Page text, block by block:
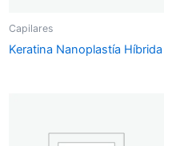
Capilares
Keratina Nanoplastía Híbrida